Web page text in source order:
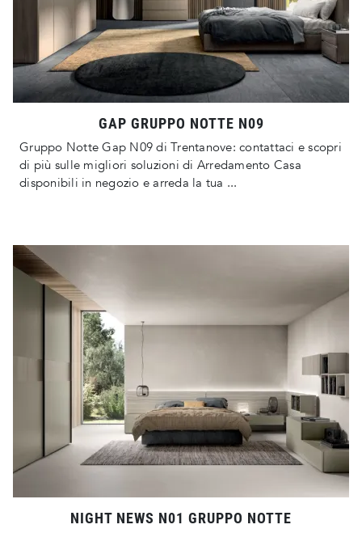
GAP GRUPPO NOTTE N09
Gruppo Notte Gap N09 di Trentanove: contattaci e scopri
di più sulle migliori soluzioni di Arredamento Casa
disponibili in negozio e arreda la tua ...
NIGHT NEWS N01 GRUPPO NOTTE